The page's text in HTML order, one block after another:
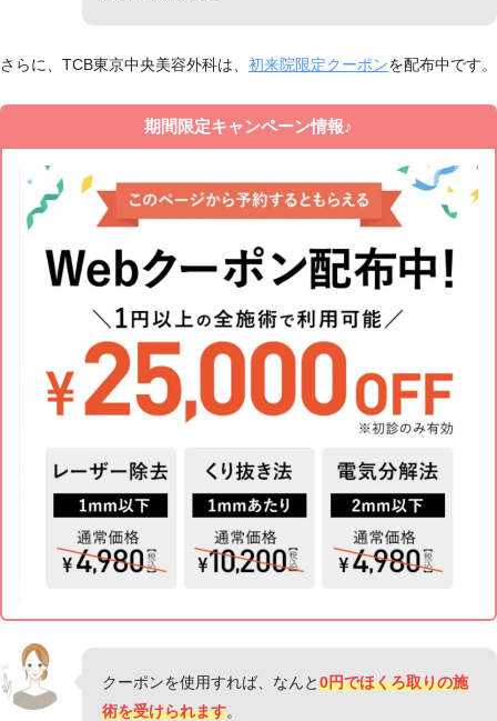
さらに、TCB東京中央美容外科は、 初来院限定クーポンを配布中です。
期間限定キャンペーン情報♪
クーポンを使用すれば、なんと0円でほくろ取りの施
術を受けられます。